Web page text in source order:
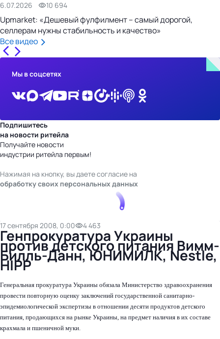
6.07.2026 10 694
Upmarket: «Дешевый фулфилмент – самый дорогой,
селлерам нужны стабильность и качество»
Все видео
Мы в соцсетях
Подпишитесь
на новости ритейла
Получайте новости
индустрии ритейла первым!
Нажимая на кнопку, вы даете согласие на
обработку своих персональных данных
17 сентября 2008, 0:00 4 463
Генпрокуратура Украины
против детского питания Вимм-
Билль-Данн, ЮНИМИЛК, Nestle,
HIPP
Генеральная прокуратура Украины обязала Министерство здравоохранения
провести повторную оценку заключений государственной санитарно-
эпидемиологической экспертизы в отношении десяти продуктов детского
питания, продающихся на рынке Украины, на предмет наличия в их составе
крахмала и пшеничной муки.